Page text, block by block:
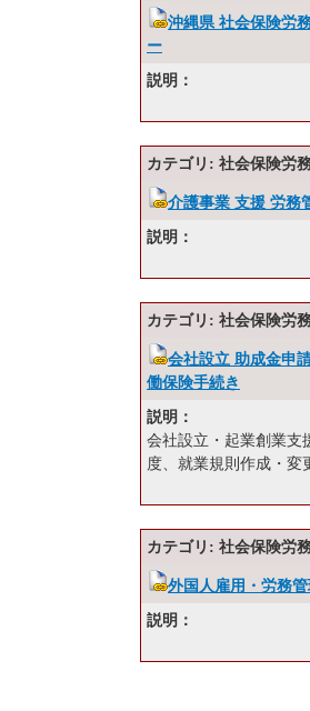
沖縄県 社会保険労
ー
説明：
カテゴリ: 社会保険労
介護事業 支援 労務
説明：
カテゴリ: 社会保険労
会社設立 助成金申
働保険手続き
説明：
会社設立・起業創業支
度、就業規則作成・
カテゴリ: 社会保険労
外国人雇用・労務
説明：